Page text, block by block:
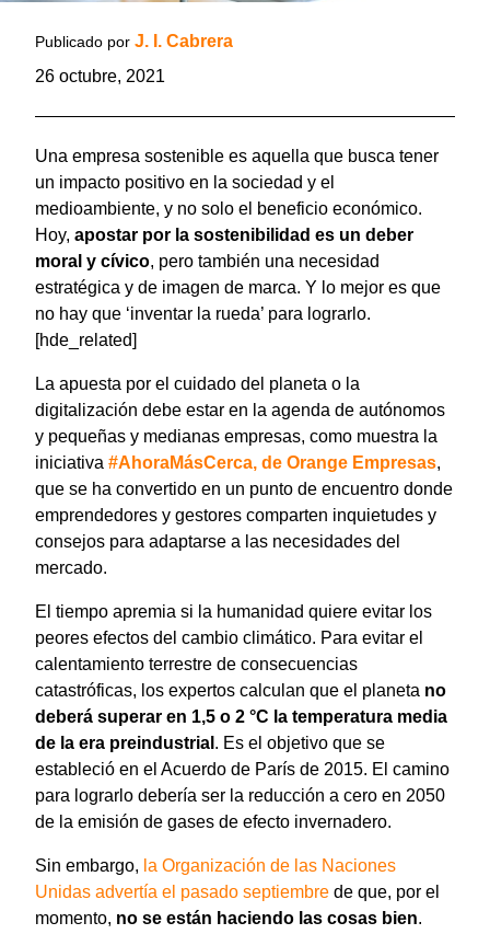
Publicado por J. I. Cabrera
26 octubre, 2021
Una empresa sostenible es aquella que busca tener
un impacto positivo en la sociedad y el
medioambiente, y no solo el beneficio económico.
Hoy, apostar por la sostenibilidad es un deber
moral y cívico, pero también una necesidad
estratégica y de imagen de marca. Y lo mejor es que
no hay que ‘inventar la rueda’ para lograrlo.
[hde_related]
La apuesta por el cuidado del planeta o la
digitalización debe estar en la agenda de autónomos
y pequeñas y medianas empresas, como muestra la
iniciativa #AhoraMásCerca, de Orange Empresas,
que se ha convertido en un punto de encuentro donde
emprendedores y gestores comparten inquietudes y
consejos para adaptarse a las necesidades del
mercado.
El tiempo apremia si la humanidad quiere evitar los
peores efectos del cambio climático. Para evitar el
calentamiento terrestre de consecuencias
catastróficas, los expertos calculan que el planeta no
deberá superar en 1,5 o 2 °C la temperatura media
de la era preindustrial . Es el objetivo que se
estableció en el Acuerdo de París de 2015. El camino
para lograrlo debería ser la reducción a cero en 2050
de la emisión de gases de efecto invernadero.
Sin embargo, la Organización de las Naciones
Unidas advertía el pasado septiembre de que, por el
momento, no se están haciendo las cosas bien.